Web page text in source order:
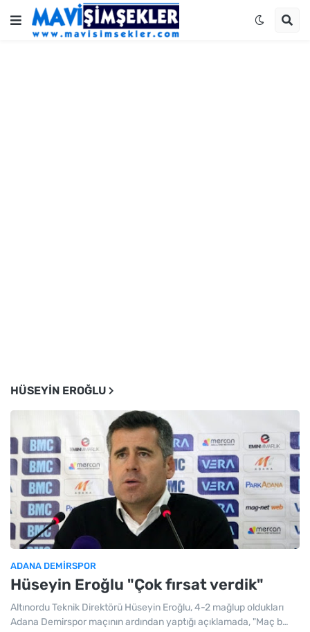
HÜSEYIN EROĞLU
ADANA DEMIRSPOR
Hüseyin Eroğlu "Çok fırsat verdik"
Altınordu Teknik Direktörü Hüseyin Eroğlu, 4-2 mağlup oldukları
Adana Demirspor maçının ardından yaptığı açıklamada, "Maç b…